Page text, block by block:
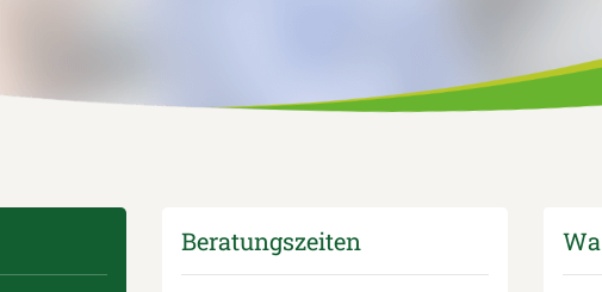
Beratungszeiten